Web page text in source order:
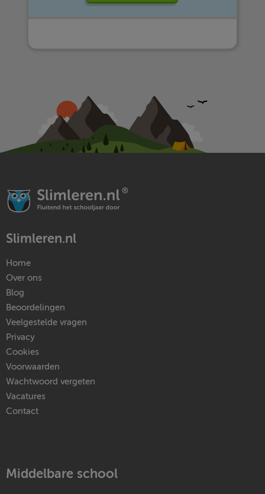
Slimleren.nl
Home
Over ons
Blog
Beoordelingen
Veelgestelde vragen
Privacy
Cookies
Voorwaarden
Wachtwoord vergeten
Vacatures
Contact
Middelbare school